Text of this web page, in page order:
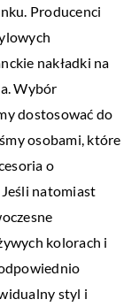
Producenci
nakładki na
Wybór
dostosować do
osobami, które
o
natomiast
kolorach i
styl i